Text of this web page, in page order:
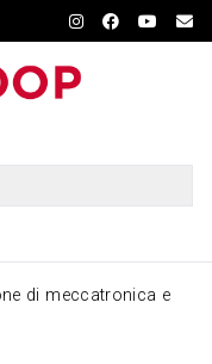
di meccatronica e